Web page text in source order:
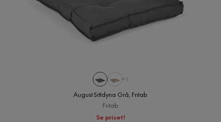
+1
August Sittdyna Grå, Fritab
Fritab
Se priset!